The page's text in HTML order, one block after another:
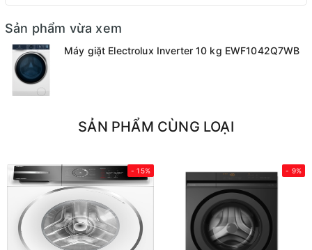
Sản phẩm vừa xem
Máy giặt Electrolux Inverter 10 kg EWF1042Q7WB
SẢN PHẨM CÙNG LOẠI
- 15% - 9%